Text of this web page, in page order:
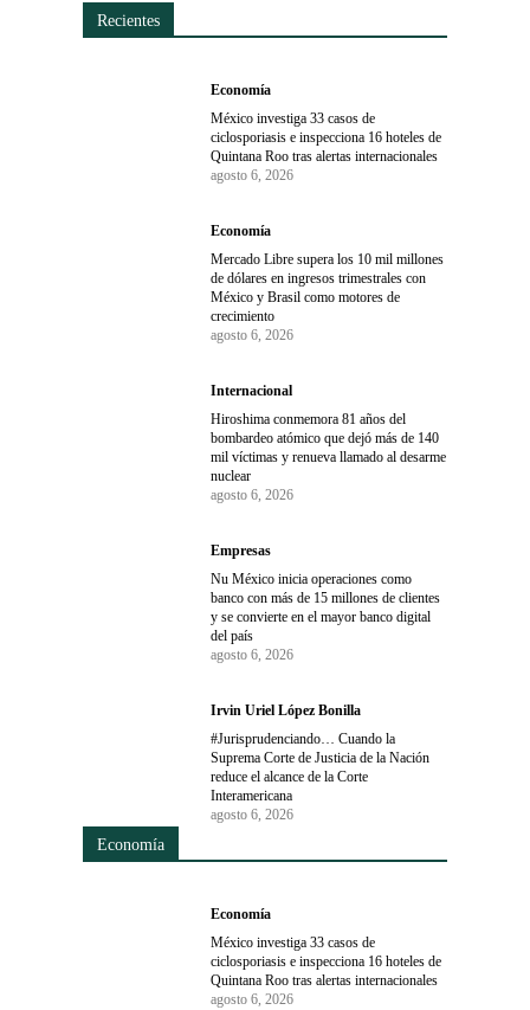
Recientes
Economía
México investiga 33 casos de
ciclosporiasis e inspecciona 16 hoteles de
Quintana Roo tras alertas internacionales
agosto 6, 2026
Economía
Mercado Libre supera los 10 mil millones
de dólares en ingresos trimestrales con
México y Brasil como motores de
crecimiento
agosto 6, 2026
Internacional
Hiroshima conmemora 81 años del
bombardeo atómico que dejó más de 140
mil víctimas y renueva llamado al desarme
nuclear
agosto 6, 2026
Empresas
Nu México inicia operaciones como
banco con más de 15 millones de clientes
y se convierte en el mayor banco digital
del país
agosto 6, 2026
Irvin Uriel López Bonilla
#Jurisprudenciando… Cuando la
Suprema Corte de Justicia de la Nación
reduce el alcance de la Corte
Interamericana
agosto 6, 2026
Economía
Economía
México investiga 33 casos de
ciclosporiasis e inspecciona 16 hoteles de
Quintana Roo tras alertas internacionales
agosto 6, 2026